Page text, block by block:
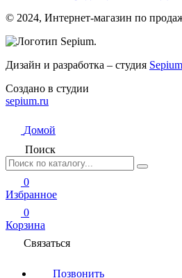
© 2024, Интернет-магазин по
Дизайн и разработка – студия Sepium
Создано в студии
sepium.ru
Домой
Поиск
0
Избранное
0
Корзина
Связаться
Позвонить